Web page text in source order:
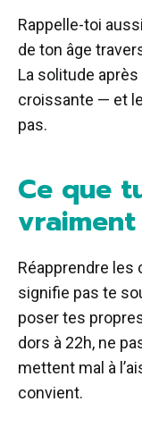
Rappelle-toi
de ton âge
La solitude
croissante — et
pas.
Ce que
vraiment
Réapprendre les
signifie pas te
poser tes
dors à 22h, ne
mettent mal à
convient.